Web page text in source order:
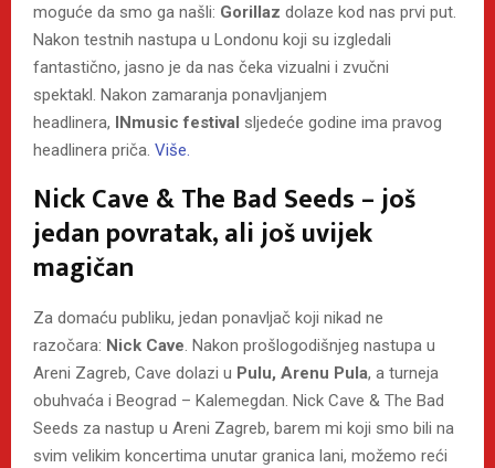
moguće da smo ga našli: Gorillaz dolaze kod nas prvi put.
Nakon testnih nastupa u Londonu koji su izgledali
fantastično, jasno je da nas čeka vizualni i zvučni
spektakl. Nakon zamaranja ponavljanjem
headlinera, INmusic festival sljedeće godine ima pravog
headlinera priča. Više.
Nick Cave & The Bad Seeds – još
jedan povratak, ali još uvijek
magičan
Za domaću publiku, jedan ponavljač koji nikad ne
razočara: Nick Cave . Nakon prošlogodišnjeg nastupa u
Areni Zagreb, Cave dolazi u Pulu, Arenu Pula, a turneja
obuhvaća i Beograd – Kalemegdan. Nick Cave & The Bad
Seeds za nastup u Areni Zagreb, barem mi koji smo bili na
svim velikim koncertima unutar granica lani, možemo reći